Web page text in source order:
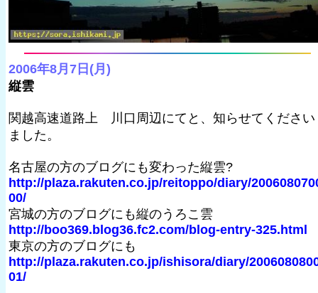
2006年8月7日(月)
縦雲
関越高速道路上 川口周辺にてと、知らせてください
ました。
名古屋の方のブログにも変わった縦雲?
http://plaza.rakuten.co.jp/reitoppo/diary/
00/
宮城の方のブログにも縦のうろこ雲
http://boo369.blog36.fc2.com/blog-entry-325.html
東京の方のブログにも
http://plaza.rakuten.co.jp/ishisora/diary/
01/